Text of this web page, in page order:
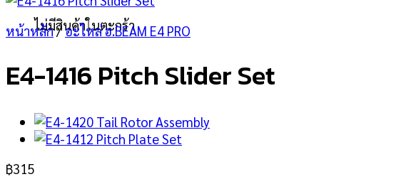
ไม่มีสินค้าในตะกร้า
หน้าหลัก/อะไหล่ ฮ.BEAM E4 PRO
E4-1416 Pitch Slider Set
฿315